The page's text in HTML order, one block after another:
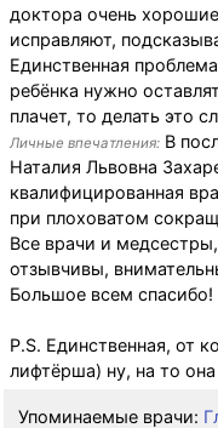
доктора очень
исправляют,
Единственная
ребёнка нужно
плачет, то делать это
Личные впечатления: В
Наталия Львовна
квалифицированная
при плоховатом
Все врачи и
отзывчивы,
Большое всем спасибо!
P.S. Единственная, от
лифтёрша) ну, на то
Упоминаемые врачи: